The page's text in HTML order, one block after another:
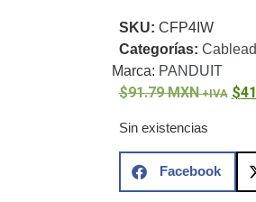
Cable Coaxial y ConectoresCables
Para Alimentación y Electricidad
RG59
BalaCodificadores y
Fisheye y HemisféricasLente
SKU: CFP4IW
Categorías:
Marca: PANDUIT
91.79MXN
Sin existencias
Facebook